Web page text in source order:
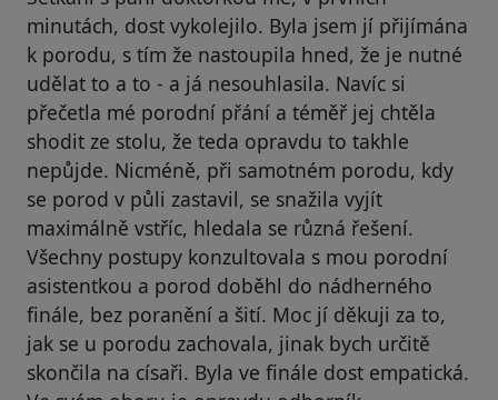
minutách, dost vykolejilo. Byla jsem jí přijímána
k porodu, s tím že nastoupila hned, že je nutné
udělat to a to - a já nesouhlasila. Navíc si
přečetla mé porodní přání a téměř jej chtěla
shodit ze stolu, že teda opravdu to takhle
nepůjde. Nicméně, při samotném porodu, kdy
se porod v půli zastavil, se snažila vyjít
maximálně vstříc, hledala se různá řešení.
Všechny postupy konzultovala s mou porodní
asistentkou a porod doběhl do nádherného
finále, bez poranění a šití. Moc jí děkuji za to,
jak se u porodu zachovala, jinak bych určitě
skončila na císaři. Byla ve finále dost empatická.